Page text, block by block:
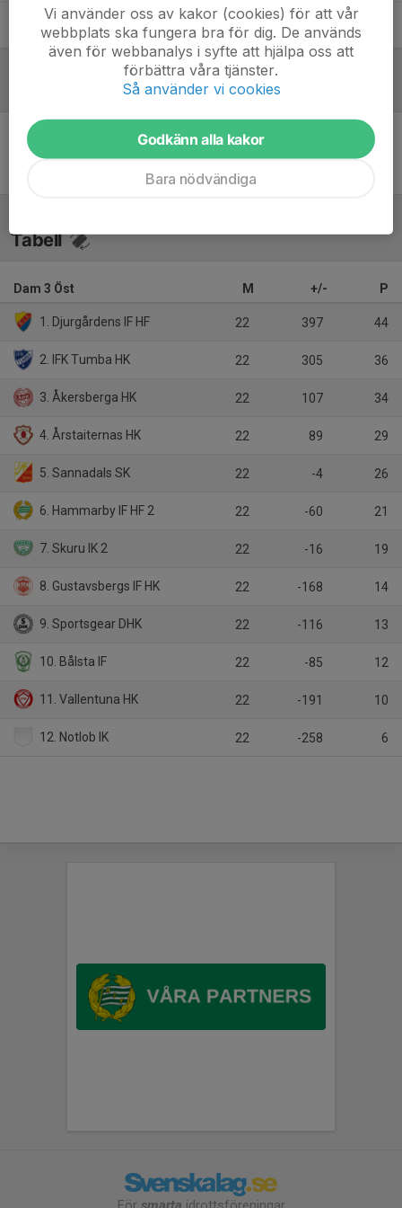
Urban Petersson Assisterande tränare
Tabell
Dam 3 Öst M +/- P
1. Djurgårdens IF HF 22 397 44
2. IFK Tumba HK 22 305 36
3. Åkersberga HK 22 107 34
4. Årstaiternas HK 22 89 29
5. Sannadals SK 22 -4 26
6. Hammarby IF HF 2 22 -60 21
7. Skuru IK 2 22 -16 19
8. Gustavsbergs IF HK 22 -168 14
9. Sportsgear DHK 22 -116 13
10. Bålsta IF 22 -85 12
11. Vallentuna HK 22 -191 10
12. Notlob IK 22 -258 6
Vi använder oss av kakor (cookies) för att vår
webbplats ska fungera bra för dig. De används
även för webbanalys i syfte att hjälpa oss att
förbättra våra tjänster.
Så använder vi cookies
Godkänn alla kakor
Bara nödvändiga